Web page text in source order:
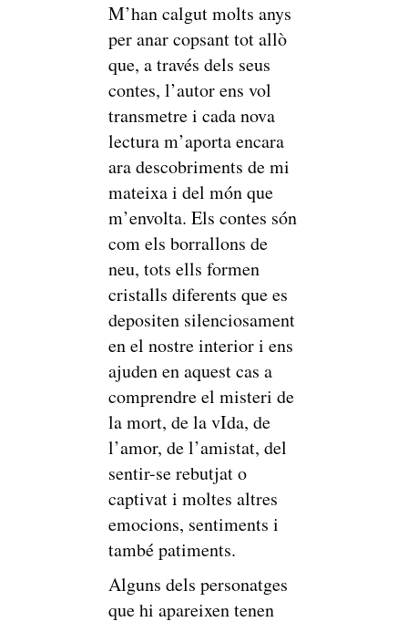
M’han calgut molts anys
per anar copsant tot allò
que, a través dels seus
contes, l’autor ens vol
transmetre i cada nova
lectura m’aporta encara
ara descobriments de mi
mateixa i del món que
m’envolta. Els contes són
com els borrallons de
neu, tots ells formen
cristalls diferents que es
depositen silenciosament
en el nostre interior i ens
ajuden en aquest cas a
comprendre el misteri de
la mort, de la vIda, de
l’amor, de l’amistat, del
sentir-se rebutjat o
captivat i moltes altres
emocions, sentiments i
també patiments.
Alguns dels personatges
que hi apareixen tenen